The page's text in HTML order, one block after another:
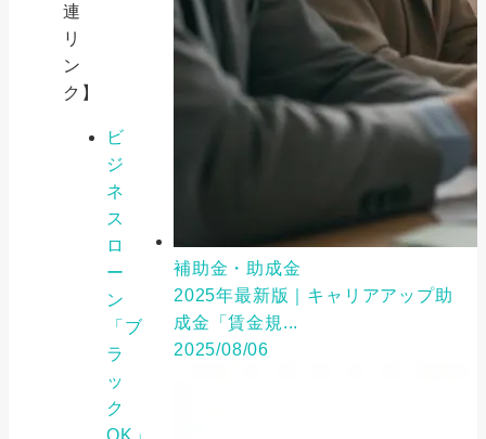
連
リ
ン
ク】
ビ
ジ
ネ
ス
ロ
ー
ン
「ブ
ラ
ッ
ク
OK」
補助金・助成金
2025年最新版｜キャリアアップ助
成金「賃金規...
2025/08/06